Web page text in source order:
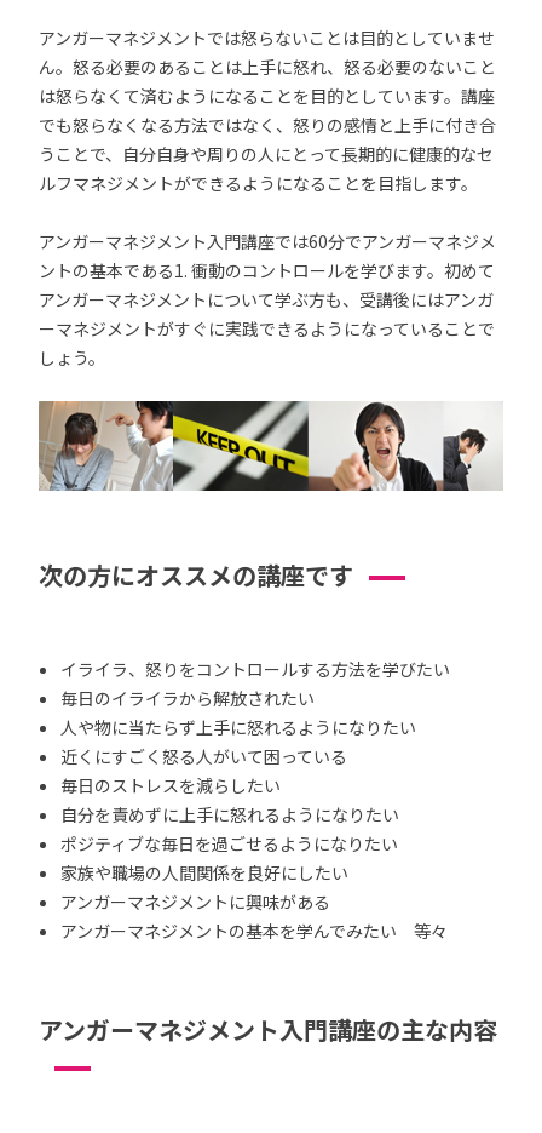
アンガーマネジメントでは怒らないことは目的としていませ
ん。怒る必要のあることは上手に怒れ、怒る必要のないこと
は怒らなくて済むようになることを目的としています。講座
でも怒らなくなる方法ではなく、怒りの感情と上手に付き合
うことで、自分自身や周りの人にとって長期的に健康的なセ
ルフマネジメントができるようになることを目指します。
アンガーマネジメント入門講座では60分でアンガーマネジメ
ントの基本である1. 衝動のコントロールを学びます。初めて
アンガーマネジメントについて学ぶ方も、受講後にはアンガ
ーマネジメントがすぐに実践できるようになっていることで
しょう。
次の方にオススメの講座です
イライラ、怒りをコントロールする方法を学びたい
毎日のイライラから解放されたい
人や物に当たらず上手に怒れるようになりたい
近くにすごく怒る人がいて困っている
毎日のストレスを減らしたい
自分を責めずに上手に怒れるようになりたい
ポジティブな毎日を過ごせるようになりたい
家族や職場の人間関係を良好にしたい
アンガーマネジメントに興味がある
アンガーマネジメントの基本を学んでみたい 等々
アンガーマネジメント入門講座の主な内容